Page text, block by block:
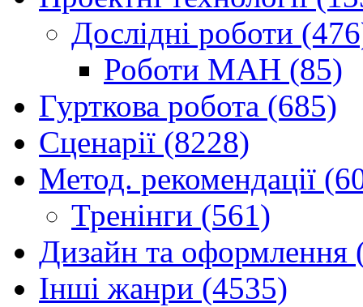
Дослідні роботи
Роботи МАН (85)
Гурткова робота (685)
Сценарії (8228)
Метод. рекомендації
Тренінги (561)
Дизайн та оформлення
Інші жанри (4535)